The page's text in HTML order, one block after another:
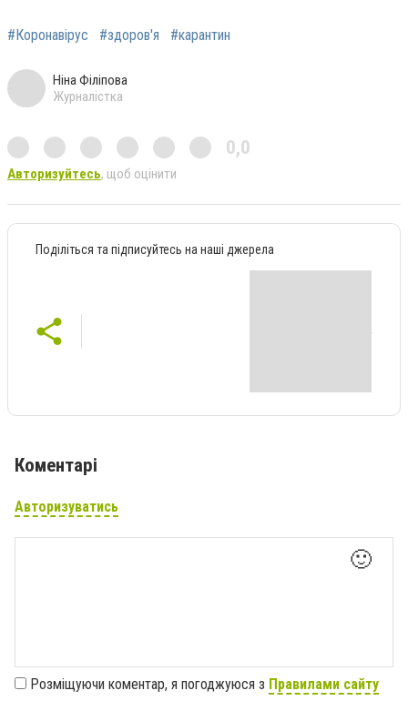
#Коронавірус #здоров'я #карантин
Ніна Філіпова
Журналістка
0,0
Авторизуйтесь, щоб оцінити
Поділіться та підписуйтесь на наші джерела
Коментарі
Авторизуватись
🙂
Розміщуючи коментар, я погоджуюся з Правилами сайту